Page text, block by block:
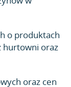
o produktach
hurtowni oraz
oraz cen